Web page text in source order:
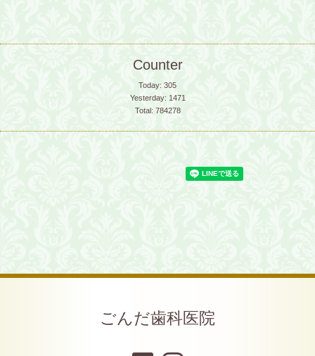
Counter
Today: 305
Yesterday: 1471
Total: 784278
ごんだ歯科医院